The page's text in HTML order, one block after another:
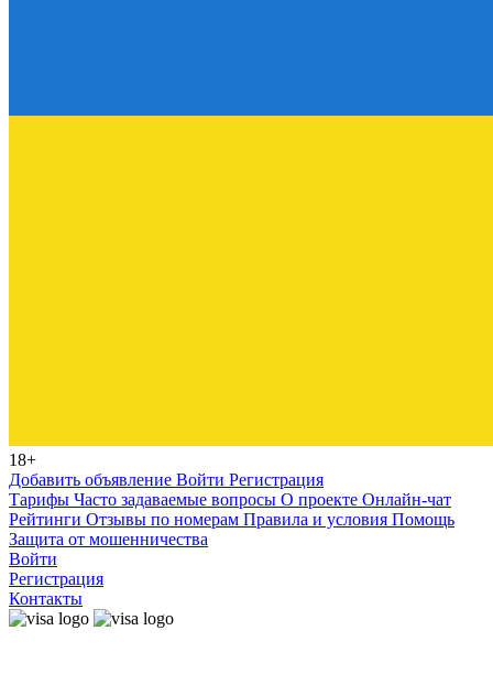
18+
Добавить объявление Войти Регистрация
Тарифы Часто задаваемые вопросы О проекте Онлайн-чат
Рейтинги Отзывы по номерам Правила и условия Помощь
Защита от мошенничества
Войти
Регистрация
Контакты